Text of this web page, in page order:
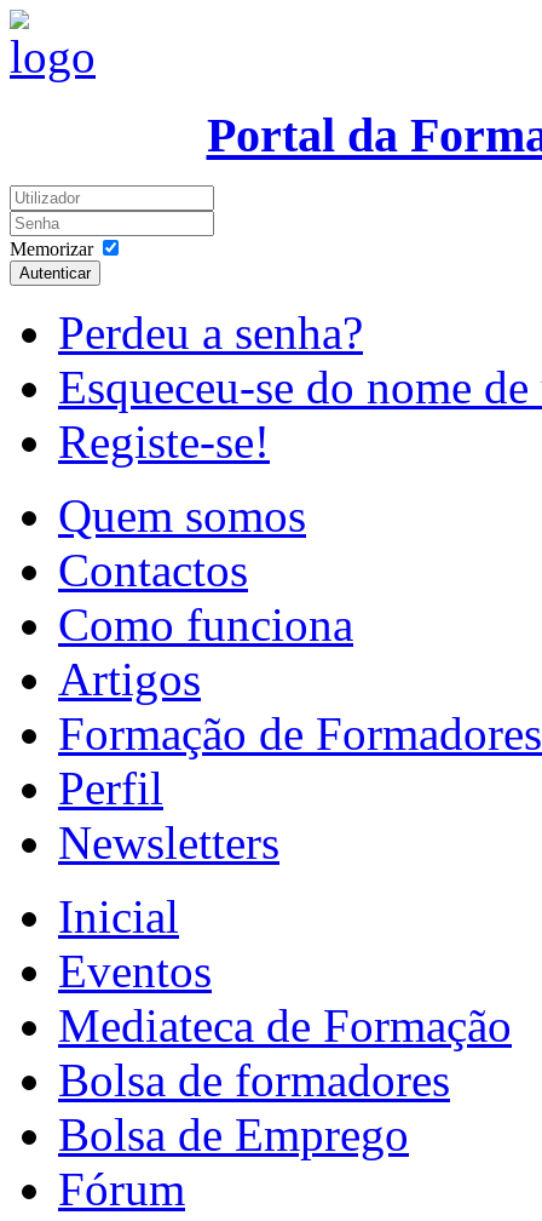
Portal da
Memorizar
Autenticar
Perdeu a senha?
Esqueceu-se do nome
Registe-se!
Quem somos
Contactos
Como funciona
Artigos
Formação de Formadores
Perfil
Newsletters
Inicial
Eventos
Mediateca de Formação
Bolsa de formadores
Bolsa de Emprego
Fórum